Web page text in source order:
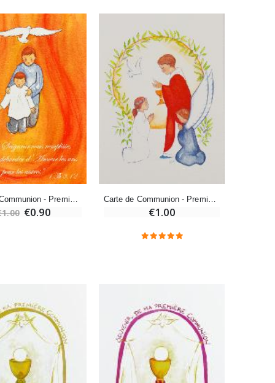
-20%
Déposez votre Neuvaine à Lourdes
€12.00 €9.60
Bonbons Pastilles Menthe à l'Eau de Lourdes - 130g
€7.90
€78.00
Carte de Communion - Première Communion Ste Thérèse
€0.90
Carte de Communion - Première Communion Fille
€1.00